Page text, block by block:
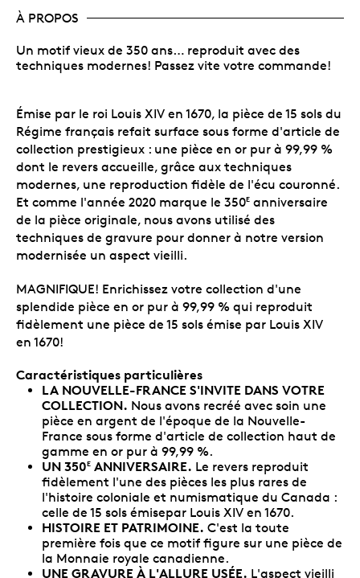
À PROPOS
Un motif vieux de 350 ans… reproduit avec des
techniques modernes! Passez vite votre commande!
Émise par le roi Louis XIV en 1670, la pièce de 15 sols du
Régime français refait surface sous forme d'article de
collection prestigieux : une pièce en or pur à 99,99 %
dont le revers accueille, grâce aux techniques
modernes, une reproduction fidèle de l'écu couronné.
Et comme l'année 2020 marque le 350E anniversaire
de la pièce originale, nous avons utilisé des
techniques de gravure pour donner à notre version
modernisée un aspect vieilli.
MAGNIFIQUE! Enrichissez votre collection d'une
splendide pièce en or pur à 99,99 % qui reproduit
fidèlement une pièce de 15 sols émise par Louis XIV
en 1670!
Caractéristiques particulières
LA NOUVELLE-FRANCE S'INVITE DANS VOTRE
COLLECTION. Nous avons recréé avec soin une
pièce en argent de l'époque de la Nouvelle-
France sous forme d'article de collection haut de
gamme en or pur à 99,99 %.
UN 350E ANNIVERSAIRE. Le revers reproduit
fidèlement l'une des pièces les plus rares de
l'histoire coloniale et numismatique du Canada :
celle de 15 sols émisepar Louis XIV en 1670.
HISTOIRE ET PATRIMOINE. C'est la toute
première fois que ce motif figure sur une pièce de
la Monnaie royale canadienne.
UNE GRAVURE À L'ALLURE USÉE. L'aspect vieilli